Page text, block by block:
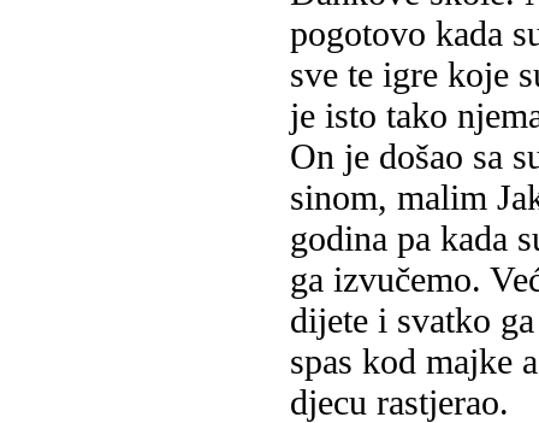
pogotovo kada
sve te igre koje
je isto tako
On je došao sa
sinom, malim
godina pa kada
ga izvučemo.
dijete i svatko
spas kod majke
djecu rastjerao.